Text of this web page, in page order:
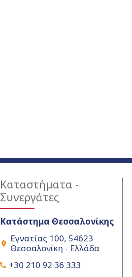
Καταστήματα -
Συνεργάτες
Κατάστημα Θεσσαλονίκης
Εγνατίας 100, 54623
Θεσσαλονίκη - Ελλάδα
+30 210 92 36 333